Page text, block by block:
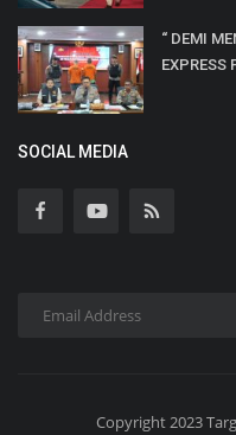
“ DEMI
EXPRESS
SOCIAL MEDIA
Copyright 2023